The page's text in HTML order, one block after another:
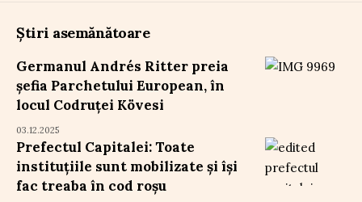
Știri asemănătoare
Germanul Andrés Ritter preia
şefia Parchetului European, în
locul Codruței Kövesi
03.12.2025
Prefectul Capitalei: Toate
instituțiile sunt mobilizate și își
fac treaba în cod roșu